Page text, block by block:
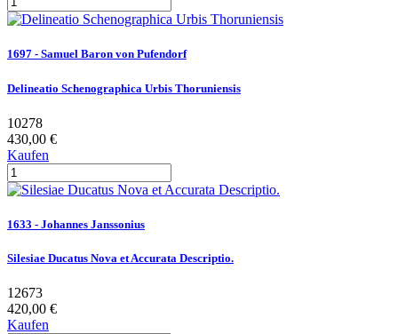
1697 - Samuel Baron von Pufendorf
Delineatio Schenographica Urbis Thoruniensis
10278
430,00 €
Kaufen
1633 - Johannes Janssonius
Silesiae Ducatus Nova et Accurata Descriptio.
12673
420,00 €
Kaufen